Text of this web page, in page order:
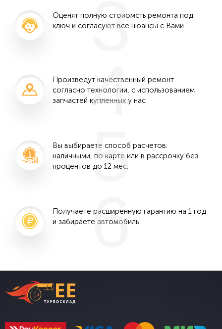
Оценят полную стоиомсть ремонта под
ключ и согласуют все нюансы с Вами
3
Произведут качественный ремонт
согласно технологии, с использованием
запчастей купленных у нас
4
Вы выбираете способ расчетов:
наличными, по карте или в рассрочку без
процентов до 12 мес.
5
Получаете расширенную гарантию на 1 год
и забираете автомобиль
6